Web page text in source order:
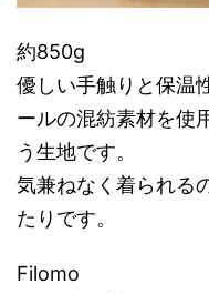
約850g
優しい手触りと保温
ールの混紡素材を使
う生地です。
気兼ねなく着られる
たりです。
Filomo